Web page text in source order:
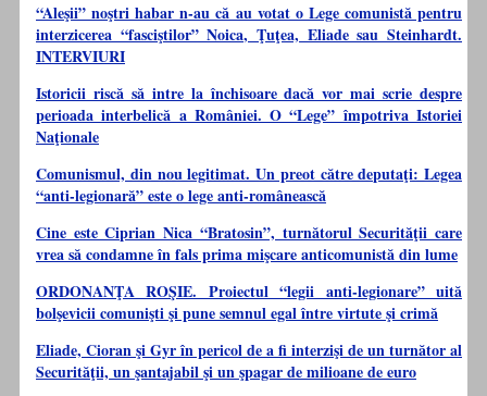
“Aleşii” noştri habar n-au că au votat o Lege comunistă pentru
interzicerea “fasciştilor” Noica, Ţuţea, Eliade sau Steinhardt.
INTERVIURI
Istoricii riscă să intre la închisoare dacă vor mai scrie despre
perioada interbelică a României. O “Lege” împotriva Istoriei
Naţionale
Comunismul, din nou legitimat. Un preot către deputaţi: Legea
“anti-legionară” este o lege anti-românească
Cine este Ciprian Nica “Bratosin”, turnătorul Securităţii care
vrea să condamne în fals prima mişcare anticomunistă din lume
ORDONANŢA ROŞIE. Proiectul “legii anti-legionare” uită
bolşevicii comunişti şi pune semnul egal între virtute şi crimă
Eliade, Cioran şi Gyr în pericol de a fi interzişi de un turnător al
Securităţii, un şantajabil şi un şpagar de milioane de euro